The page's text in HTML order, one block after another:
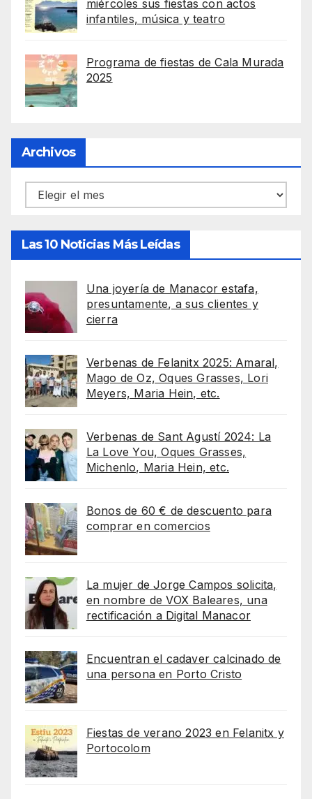
miércoles sus fiestas con actos
infantiles, música y teatro
Programa de fiestas de Cala Murada
2025
Archivos
Archivos
Las 10 Noticias Más Leídas
Una joyería de Manacor estafa,
presuntamente, a sus clientes y
cierra
Verbenas de Felanitx 2025: Amaral,
Mago de Oz, Oques Grasses, Lori
Meyers, Maria Hein, etc.
Verbenas de Sant Agustí 2024: La
La Love You, Oques Grasses,
Michenlo, Maria Hein, etc.
Bonos de 60 € de descuento para
comprar en comercios
La mujer de Jorge Campos solicita,
en nombre de VOX Baleares, una
rectificación a Digital Manacor
Encuentran el cadaver calcinado de
una persona en Porto Cristo
Fiestas de verano 2023 en Felanitx y
Portocolom